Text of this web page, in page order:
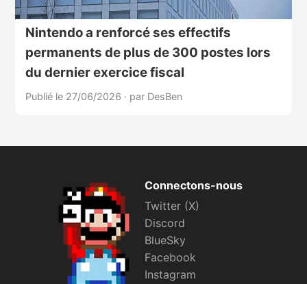
Nintendo a renforcé ses effectifs
permanents de plus de 300 postes lors
du dernier exercice fiscal
Publié le 27/06/2026 · par DesBen
Connectons-nous
Twitter (X)
Discord
BlueSky
Facebook
Instagram